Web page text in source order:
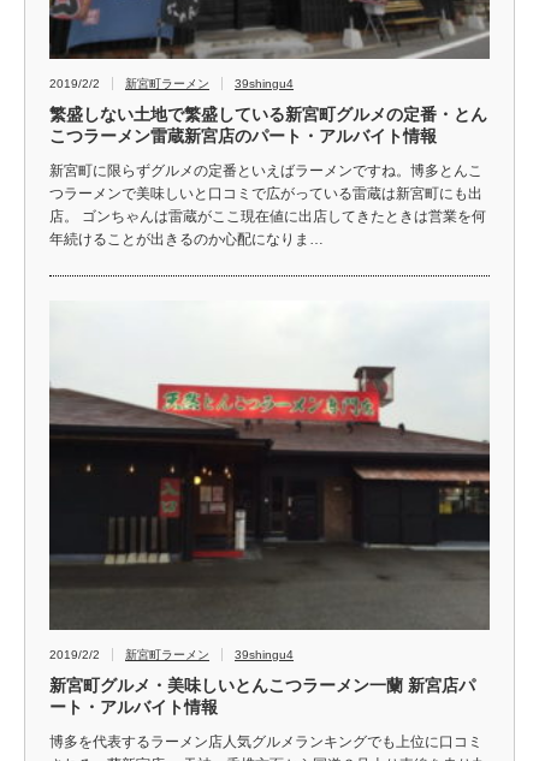
2019/2/2 新宮町ラーメン 39shingu4
繁盛しない土地で繁盛している新宮町グルメの定番・とん
こつラーメン雷蔵新宮店のパート・アルバイト情報
新宮町に限らずグルメの定番といえばラーメンですね。博多とんこ
つラーメンで美味しいと口コミで広がっている雷蔵は新宮町にも出
店。 ゴンちゃんは雷蔵がここ現在値に出店してきたときは営業を何
年続けることが出きるのか心配になりま…
2019/2/2 新宮町ラーメン 39shingu4
新宮町グルメ・美味しいとんこつラーメン一蘭 新宮店パ
ート・アルバイト情報
博多を代表するラーメン店人気グルメランキングでも上位に口コミ